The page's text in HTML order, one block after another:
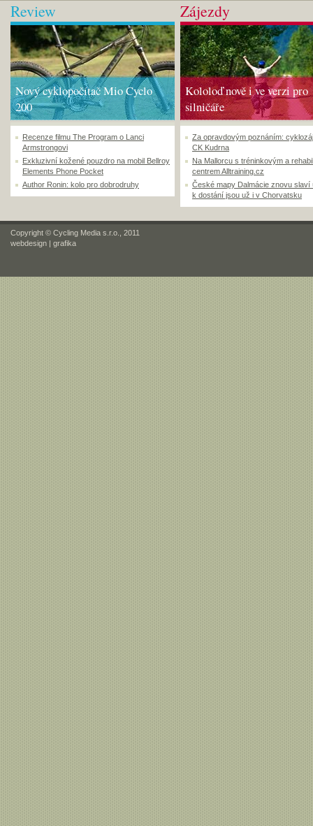
Review
Nový cyklopočítač Mio Cyclo
200
Recenze filmu The Program o Lanci
Armstrongovi
Exkluzivní kožené pouzdro na mobil Bellroy
Elements Phone Pocket
Author Ronin: kolo pro dobrodruhy
Zájezdy
Kololoď nově i ve verzi pro
silničáře
Za opravdovým poznáním:
CK Kudrna
Na Mallorcu s tréninkovým a
centrem Alltraining.cz
České mapy Dalmácie znovu slaví
k dostání jsou už i v Chorvatsku
Copyright © Cycling Media s.r.o., 2011
webdesign | grafika